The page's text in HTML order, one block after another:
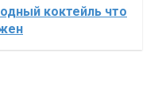
коктейль что